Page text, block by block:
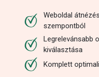
Weboldal
szempontból
Legrelevánsabb
kiválasztása
Komplett